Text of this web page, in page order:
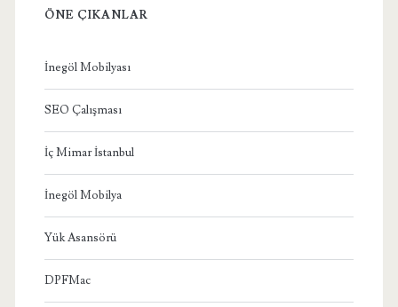
ÖNE ÇIKANLAR
İnegöl Mobilyası
SEO Çalışması
İç Mimar İstanbul
İnegöl Mobilya
Yük Asansörü
DPFMac